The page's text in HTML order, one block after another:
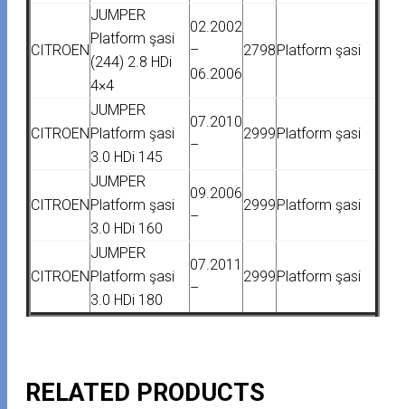
CITROEN
JUMPER
Platform şasi
(244) 2.8 HDi
4×4
02.2002
–
06.2006
2798Platform şasi
CITROEN
JUMPER
Platform şasi
3.0 HDi 145
07.2010
–
2999Platform şasi
CITROEN
JUMPER
Platform şasi
3.0 HDi 160
09.2006
–
2999Platform şasi
CITROEN
JUMPER
Platform şasi
3.0 HDi 180
07.2011
–
2999Platform şasi
RELATED PRODUCTS